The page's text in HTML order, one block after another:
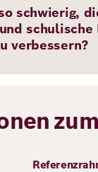
schwierig,
schulische
verbessern?